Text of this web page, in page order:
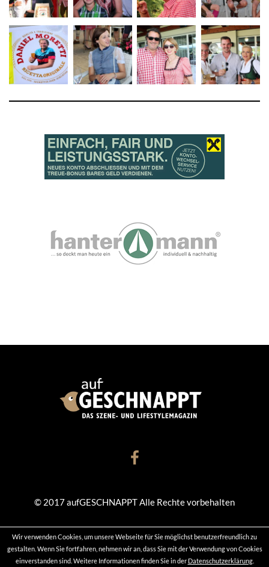
Wir verwenden Cookies, um unsere Webseite für Sie möglichst benutzerfreundlich zu
gestalten. Wenn Sie fortfahren, nehmen wir an, dass Sie mit der Verwendung von Cookies
einverstanden sind. Weitere Informationen finden Sie in der Datenschutzerklärung.
© 2017 aufGESCHNAPPT Alle Rechte vorbehalten
KONTAKT DATENSCHUTZ IMPRESSUM